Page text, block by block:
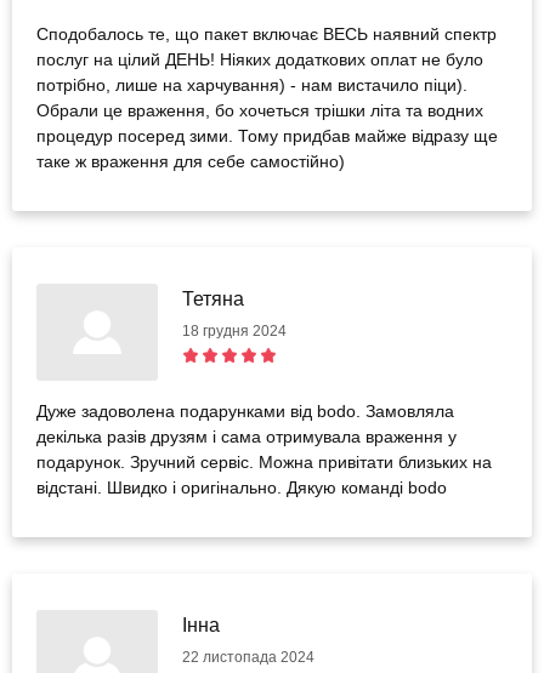
Сподобалось те, що пакет включає ВЕСЬ наявний спектр
послуг на цілий ДЕНЬ! Ніяких додаткових оплат не було
потрібно, лише на харчування) - нам вистачило піци).
Обрали це враження, бо хочеться трішки літа та водних
процедур посеред зими. Тому придбав майже відразу ще
таке ж враження для себе самостійно)
Тетяна
18 грудня 2024
Дуже задоволена подарунками від bodo. Замовляла
декілька разів друзям і сама отримувала враження у
подарунок. Зручний сервіс. Можна привітати близьких на
відстані. Швидко і оригінально. Дякую команді bodo
Інна
22 листопада 2024